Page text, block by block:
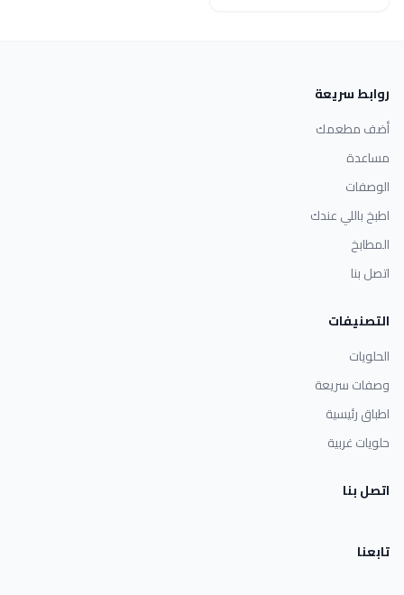
روابط سريعة
أضف مطعمك
مساعدة
الوصفات
اطبخ باللي عندك
المطابخ
اتصل بنا
التصنيفات
الحلويات
وصفات سريعة
اطباق رئيسية
حلويات غربية
اتصل بنا
تابعنا